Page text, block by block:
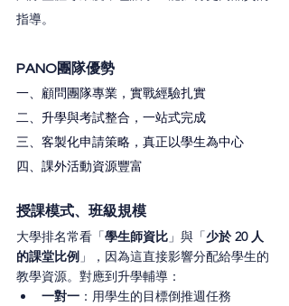
指導。
PANO團隊優勢
一、顧問團隊專業，實戰經驗扎實
二、升學與考試整合，一站式完成
三、客製化申請策略，真正以學生為中心
四、課外活動資源豐富
授課模式、班級規模
大學排名常看「學生師資比 」與「少於 20 人
的課堂比例 」，因為這直接影響分配給學生的
教學資源。對應到升學輔導：
一對一 ：用學生的目標倒推週任務